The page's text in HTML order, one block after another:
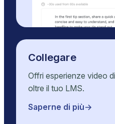
Collegare
Offri esperienze video
oltre il tuo LMS.
Saperne di più